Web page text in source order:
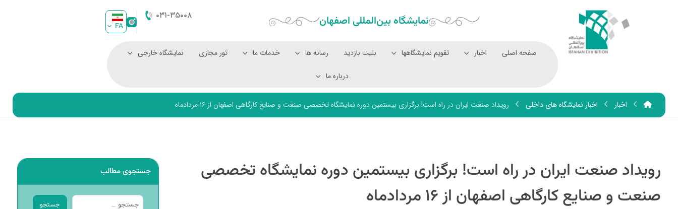
نمایشگاه بین‌المللی‌ اصفهان ۰۳۱-۳۵۰۰۸
FA
صفحه اصلی اخبار تقویم نمایشگاهها بلیت بازدید رسانه ها خدمات ما تور مجازی نمایشگاه خارجی
درباره ما
اخبار اخبار نمایشگاه های داخلی رویداد صنعت ایران در راه است! برگزاری بیستمین دوره نمایشگاه تخصصی صنعت و صنایع کارگاهی اصفهان از ۱۶ مردادماه
رویداد صنعت ایران در راه است! برگزاری بیستمین دوره نمایشگاه تخصصی
صنعت و صنایع کارگاهی اصفهان از ۱۶ مردادماه
جستجوی مطالب
جستجو